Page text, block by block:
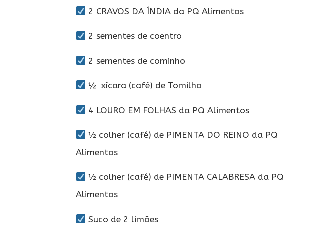
2 CRAVOS DA ÍNDIA da PQ Alimentos
2 sementes de coentro
2 sementes de cominho
½ xícara (café) de Tomilho
4 LOURO EM FOLHAS da PQ Alimentos
½ colher (café) de PIMENTA DO REINO da PQ
Alimentos
½ colher (café) de PIMENTA CALABRESA da PQ
Alimentos
Suco de 2 limões